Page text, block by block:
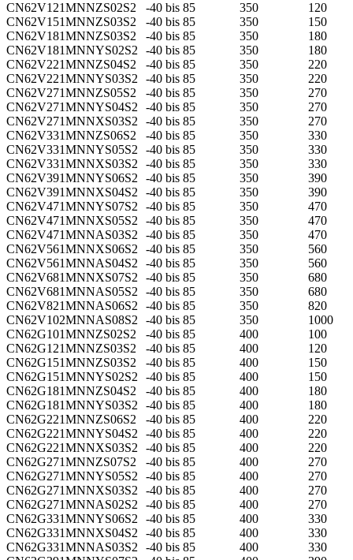
CN62V121MNNZS02S2
-40 bis 85 350
120
CN62V151MNNZS03S2
-40 bis 85 350
150
CN62V181MNNZS03S2
-40 bis 85 350
180
CN62V181MNNYS02S2
-40 bis 85 350
180
CN62V221MNNZS04S2
-40 bis 85 350
220
CN62V221MNNYS03S2
-40 bis 85 350
220
CN62V271MNNZS05S2
-40 bis 85 350
270
CN62V271MNNYS04S2
-40 bis 85 350
270
CN62V271MNNXS03S2
-40 bis 85 350
270
CN62V331MNNZS06S2
-40 bis 85 350
330
CN62V331MNNYS05S2
-40 bis 85 350
330
CN62V331MNNXS03S2
-40 bis 85 350
330
CN62V391MNNYS06S2
-40 bis 85 350
390
CN62V391MNNXS04S2
-40 bis 85 350
390
CN62V471MNNYS07S2
-40 bis 85 350
470
CN62V471MNNXS05S2
-40 bis 85 350
470
CN62V471MNNAS03S2
-40 bis 85 350
470
CN62V561MNNXS06S2
-40 bis 85 350
560
CN62V561MNNAS04S2
-40 bis 85 350
560
CN62V681MNNXS07S2
-40 bis 85 350
680
CN62V681MNNAS05S2
-40 bis 85 350
680
CN62V821MNNAS06S2
-40 bis 85 350
820
CN62V102MNNAS08S2
-40 bis 85 350
1000
CN62G101MNNZS02S2
-40 bis 85 400
100
CN62G121MNNZS03S2
-40 bis 85 400
120
CN62G151MNNZS03S2
-40 bis 85 400
150
CN62G151MNNYS02S2
-40 bis 85 400
150
CN62G181MNNZS04S2
-40 bis 85 400
180
CN62G181MNNYS03S2
-40 bis 85 400
180
CN62G221MNNZS06S2
-40 bis 85 400
220
CN62G221MNNYS04S2
-40 bis 85 400
220
CN62G221MNNXS03S2
-40 bis 85 400
220
CN62G271MNNZS07S2
-40 bis 85 400
270
CN62G271MNNYS05S2
-40 bis 85 400
270
CN62G271MNNXS03S2
-40 bis 85 400
270
CN62G271MNNAS02S2
-40 bis 85 400
270
CN62G331MNNYS06S2
-40 bis 85 400
330
CN62G331MNNXS04S2
-40 bis 85 400
330
CN62G331MNNAS03S2
-40 bis 85 400
330